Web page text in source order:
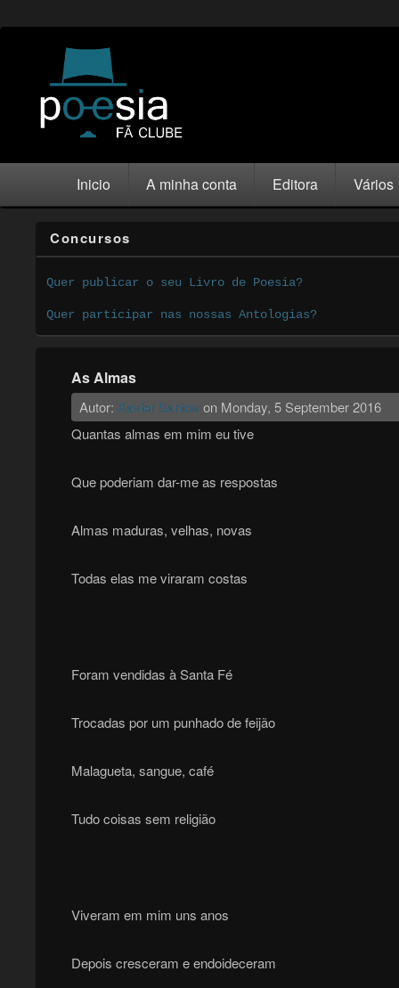
Inicio A minha conta Editora Vários
Concursos
Quer publicar o seu Livro de Poesia?
Quer participar nas nossas Antologias?
As Almas
Autor: Xavier Santos on Monday, 5 September 2016
Quantas almas em mim eu tive
Que poderiam dar-me as respostas
Almas maduras, velhas, novas
Todas elas me viraram costas
Foram vendidas à Santa Fé
Trocadas por um punhado de feijão
Malagueta, sangue, café
Tudo coisas sem religião
Viveram em mim uns anos
Depois cresceram e endoideceram